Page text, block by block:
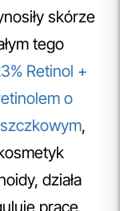
skórze
tego
Retinol +
o
,
działa
pracę